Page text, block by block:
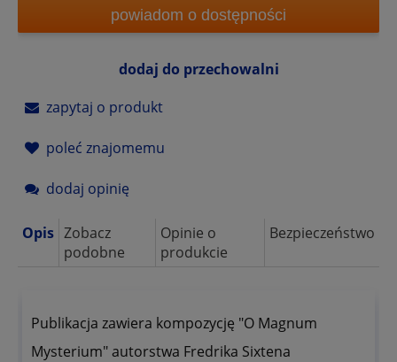
powiadom o dostępności
dodaj do przechowalni
zapytaj o produkt
poleć znajomemu
dodaj opinię
Opis Zobacz
podobne
Opinie o
produkcie
Bezpieczeństwo
Publikacja zawiera kompozycję "O Magnum
Mysterium" autorstwa Fredrika Sixtena